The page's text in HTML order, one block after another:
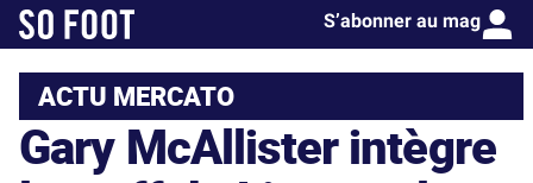
S’abonner au mag
ACTU MERCATO
Gary McAllister intègre